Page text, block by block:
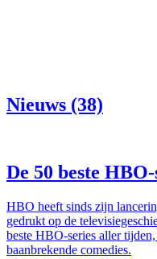
Nieuws (38)
De 50 beste
HBO heeft sinds zijn
gedrukt op de
beste HBO-series aller
baanbrekende comedies.